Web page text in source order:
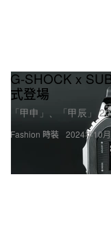
Fashion 時裝
G-SHOCK x
式登場
「甲申」、「甲辰」
2024年10